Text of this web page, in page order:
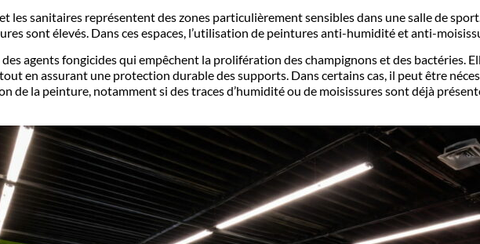
les sanitaires représentent des zones particulièrement sensibles dans une salle de
sont élevés. Dans ces espaces, l’utilisation de peintures anti-humidité et anti-
agents fongicidesqui empêchent la prolifération des champignons et des bactéries.
en assurant une protection durable des supports. Dans certains cas, il peut être
de la peinture, notamment si des traces d’humidité ou de moisissures sont déjà